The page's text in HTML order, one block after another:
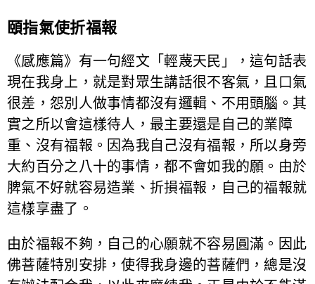
頤指氣使折福報
《感應篇》有一句經文「輕蔑天民」，這句話表
現在我身上，就是對眾生講話很不客氣，且口氣
很差，怨別人做事情都沒有邏輯、不用頭腦。其
實之所以會這樣待人，最主要還是自己的業障
重、沒有福報。因為我自己沒有福報，所以身旁
大約百分之八十的事情，都不會如我的願。由於
脾氣不好就容易造業、折損福報，自己的福報就
這樣享盡了。
由於福報不夠，自己的心願就不容易圓滿。因此
佛菩薩特別安排，使得我身邊的菩薩們，總是沒